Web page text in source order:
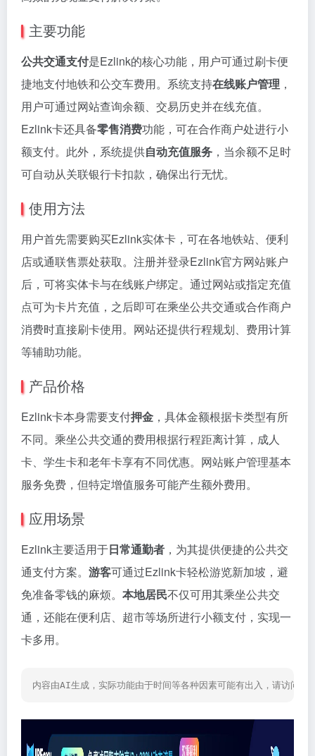
主要功能
公共交通支付是Ezlink的核心功能，用户可通过刷卡便
捷地支付地铁和公交车费用。系统支持在线账户管理 ，
用户可通过网站查询余额、交易历史并在线充值。
Ezlink卡还具备零售消费功能，可在合作商户处进行小
额支付。此外，系统提供自动充值服务 ，当余额不足时
可自动从关联银行卡扣款，确保出行无忧。
使用方法
用户首先需要购买Ezlink实体卡，可在各地铁站、便利
店或通联售票处获取。注册并登录Ezlink官方网站账户
后，可将实体卡与在线账户绑定。通过网站或指定充值
点可为卡片充值，之后即可在乘坐公共交通或合作商户
消费时直接刷卡使用。网站还提供行程规划、费用计算
等辅助功能。
产品价格
Ezlink卡本身需要支付押金 ，具体金额根据卡类型有所
不同。乘坐公共交通的费用根据行程距离计算，成人
卡、学生卡和老年卡享有不同优惠。网站账户管理基本
服务免费，但特定增值服务可能产生额外费用。
应用场景
Ezlink主要适用于日常通勤者 ，为其提供便捷的公共交
通支付方案。 游客可通过Ezlink卡轻松游览新加坡，避
免准备零钱的麻烦。 本地居民不仅可用其乘坐公共交
通，还能在便利店、超市等场所进行小额支付，实现一
卡多用。
内容由AI生成，实际功能由于时间等各种因素可能有出入，请访问网